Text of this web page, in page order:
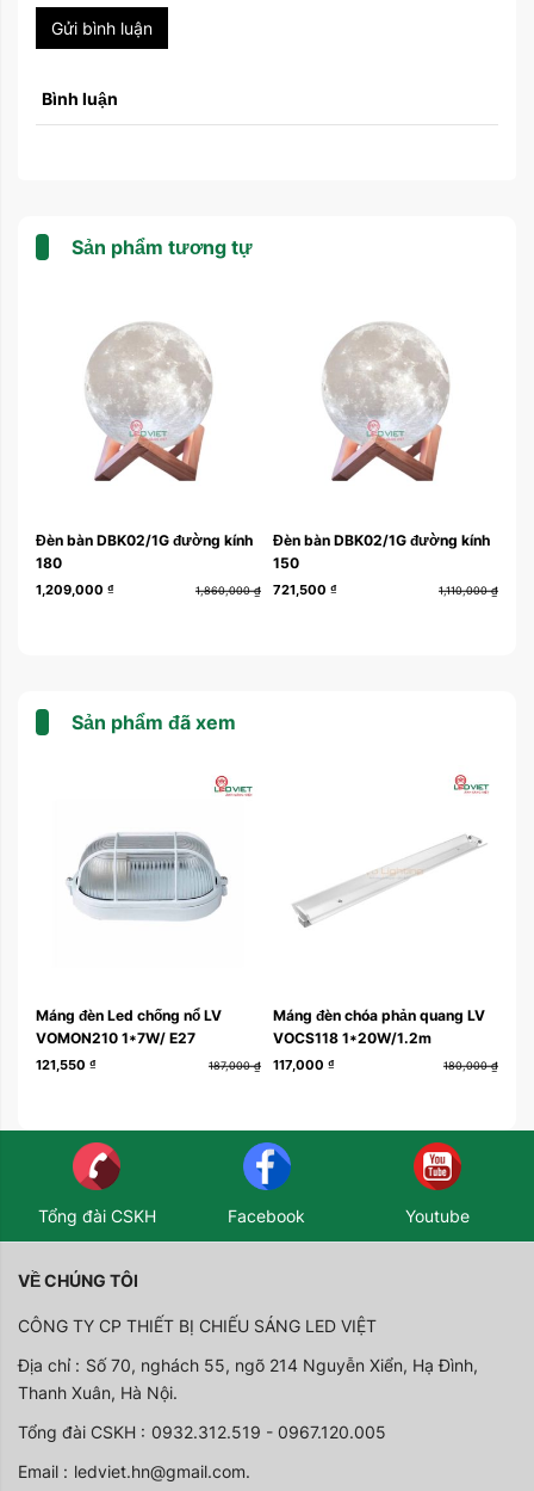
Gửi bình luận
Bình luận
Sản phẩm tương tự
Đèn bàn DBK02/1G đường kính
180
1,209,000 ₫ 1,860,000 ₫
Đèn bàn DBK02/1G đường kính
150
721,500 ₫ 1,110,000 ₫
Sản phẩm đã xem
Máng đèn Led chống nổ LV
VOMON210 1*7W/ E27
121,550 ₫ 187,000 ₫
Máng đèn chóa phản quang LV
VOCS118 1*20W/1.2m
117,000 ₫ 180,000 ₫
Tổng đài CSKH Facebook Youtube
VỀ CHÚNG TÔI
CÔNG TY CP THIẾT BỊ CHIẾU SÁNG LED VIỆT
Địa chỉ : Số 70, nghách 55, ngõ 214 Nguyễn Xiển, Hạ Đình,
Thanh Xuân, Hà Nội.
Tổng đài CSKH : 0932.312.519 - 0967.120.005
Email : ledviet.hn@gmail.com.